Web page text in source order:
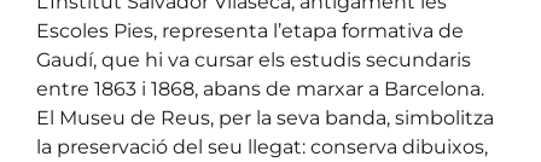
Escoles Pies, representa l’etapa formativa de
Gaudí, que hi va cursar els estudis secundaris
entre 1863 i 1868, abans de marxar a Barcelona.
El Museu de Reus, per la seva banda, simbolitza
la preservació del seu llegat: conserva dibuixos,